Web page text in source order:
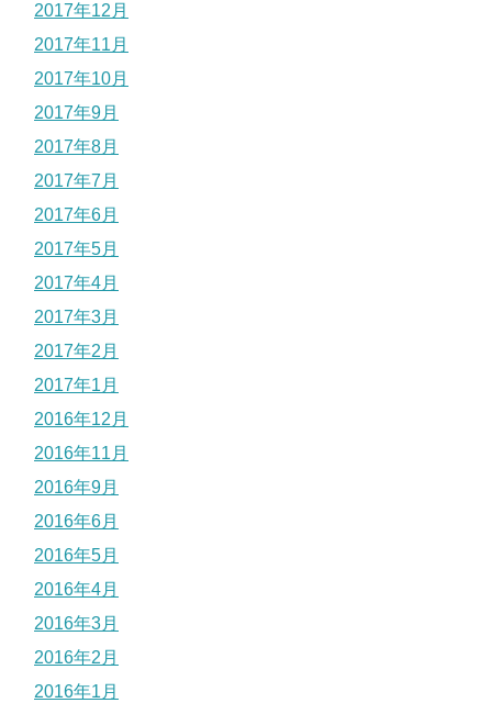
2017年12月
2017年11月
2017年10月
2017年9月
2017年8月
2017年7月
2017年6月
2017年5月
2017年4月
2017年3月
2017年2月
2017年1月
2016年12月
2016年11月
2016年9月
2016年6月
2016年5月
2016年4月
2016年3月
2016年2月
2016年1月